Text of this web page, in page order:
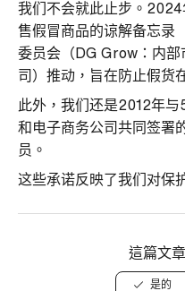
我们不会就此止步。
售假冒商品的谅解备忘录
委员会（DG Grow：内部
司）推动，旨在防止假货
此外，我们还是2012年
和电子商务公司共同签署
员。
这些承诺反映了我们对保
這篇文
是的